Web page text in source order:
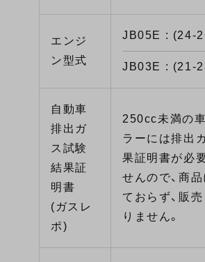
エンジ
ン型式
JB05E : (24-
JB03E : (21-
自動車
排出ガ
ス試験
結果証
明書
(ガスレ
ポ)
250cc未満の
ラーには排出
果証明書が必
せんので、商
ておらず、販
りません。